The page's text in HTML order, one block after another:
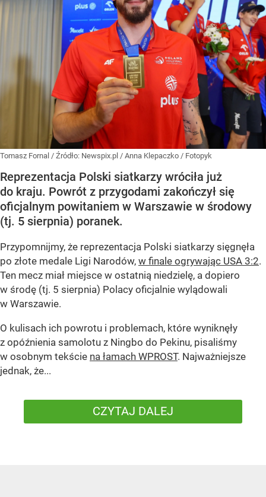
Tomasz Fornal / Źródło: Newspix.pl / Anna Klepaczko / Fotopyk
Reprezentacja Polski siatkarzy wróciła już
do kraju. Powrót z przygodami zakończył się
oficjalnym powitaniem w Warszawie w środowy
(tj. 5 sierpnia) poranek.
Przypomnijmy, że reprezentacja Polski siatkarzy sięgnęła
po złote medale Ligi Narodów, w finale ogrywając USA 3:2.
Ten mecz miał miejsce w ostatnią niedzielę, a dopiero
w środę (tj. 5 sierpnia) Polacy oficjalnie wylądowali
w Warszawie.
O kulisach ich powrotu i problemach, które wyniknęły
z opóźnienia samolotu z Ningbo do Pekinu, pisaliśmy
w osobnym tekście na łamach WPROST. Najważniejsze
jednak, że...
CZYTAJ DALEJ